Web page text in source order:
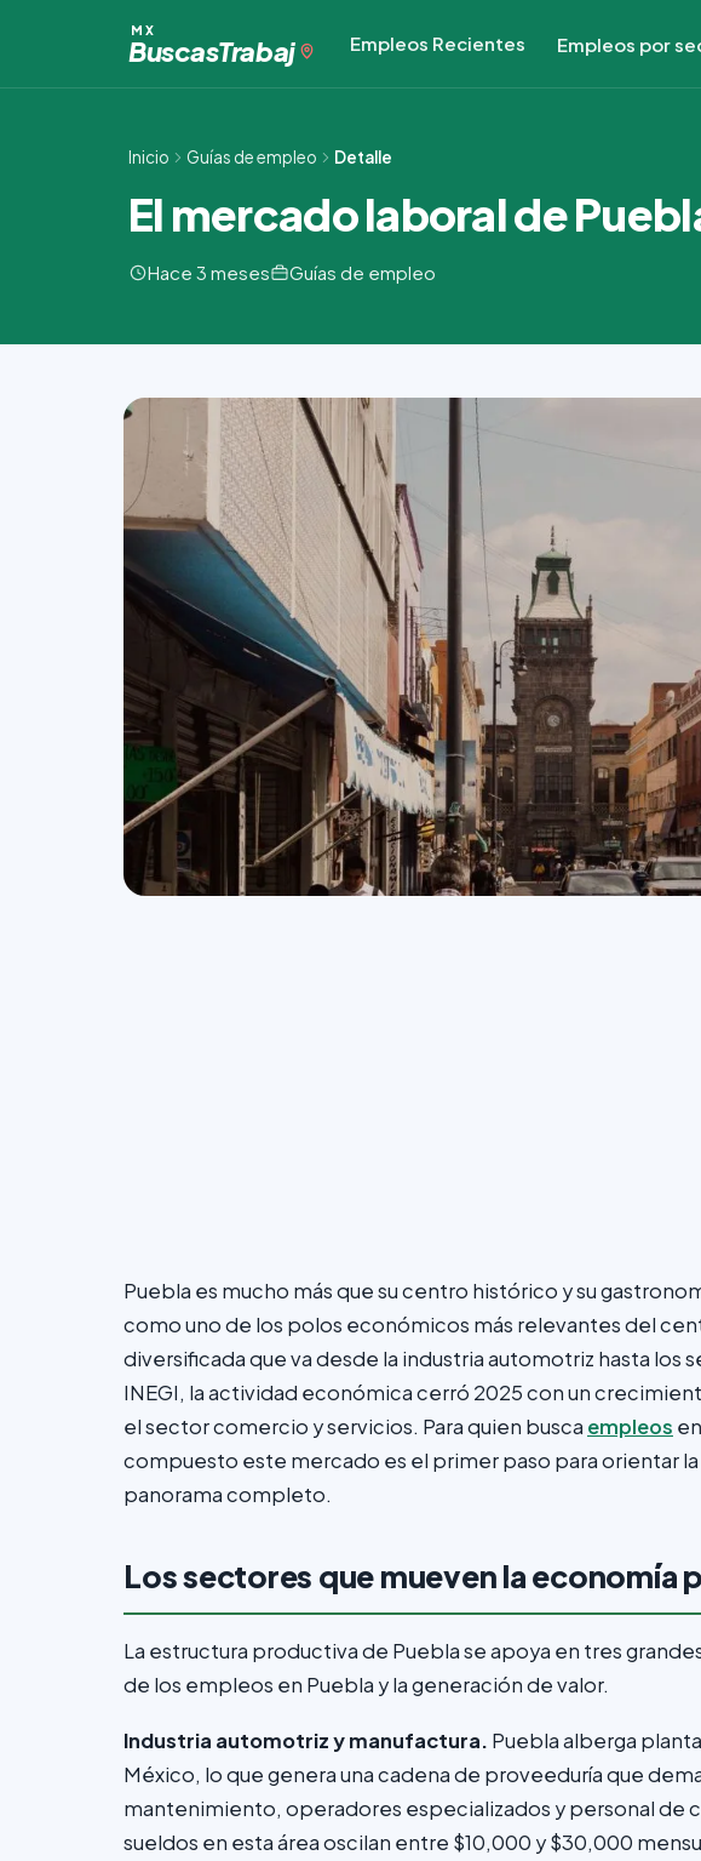
MX
BuscasTrabaj Empleos Recientes Empleos por
Inicio Guías de empleo Detalle
El mercado laboral de
Hace 3 meses Guías de empleo
Puebla es mucho más que su centro histórico y su
como uno de los polos económicos más relevantes del
diversificada que va desde la industria automotriz hasta los
INEGI, la actividad económica cerró 2025 con un
el sector comercio y servicios. Para quien busca empleos
compuesto este mercado es el primer paso para orientar
panorama completo.
Los sectores que mueven la economía
La estructura productiva de Puebla se apoya en tres
de los empleos en Puebla y la generación de valor.
Industria automotriz y manufactura. Puebla alberga
México, lo que genera una cadena de proveeduría que
mantenimiento, operadores especializados y personal de
sueldos en esta área oscilan entre $10,000 y $30,000